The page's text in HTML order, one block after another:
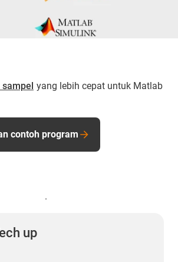
yang lebih cepat untuk Matlab
contoh program
.
up